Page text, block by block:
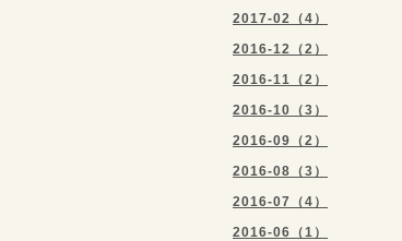
2017-02（4）
2016-12（2）
2016-11（2）
2016-10（3）
2016-09（2）
2016-08（3）
2016-07（4）
2016-06（1）